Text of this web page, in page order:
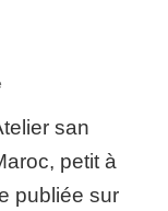
from
Morocco
san
petit à
publiée sur